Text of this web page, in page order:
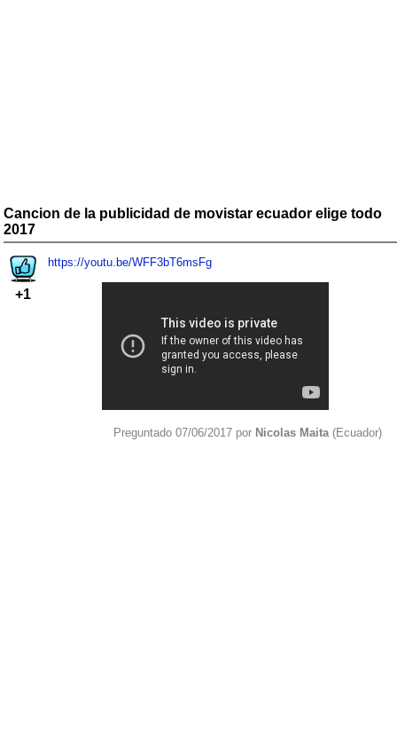
Cancion de la publicidad de movistar ecuador elige todo
2017
+1
https://youtu.be/WFF3bT6msFg
Preguntado 07/06/2017 por Nicolas Maita (Ecuador)